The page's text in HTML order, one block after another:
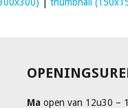
Ma open van 12u30 –